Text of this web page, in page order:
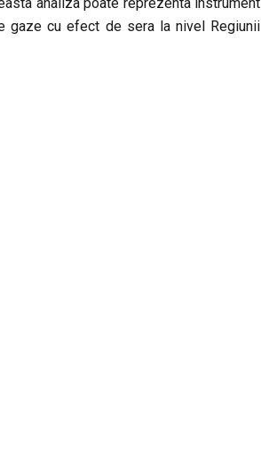
analiza poate reprezenta instrument
gaze cu efect de sera la nivel Regiunii